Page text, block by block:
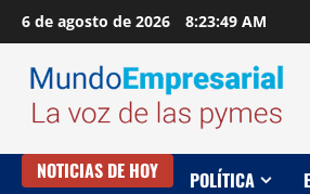
Saltar
al
contenido
6 de agosto de 2026 8:23:50 AM
NOTICIAS DE HOY POLÍTICA